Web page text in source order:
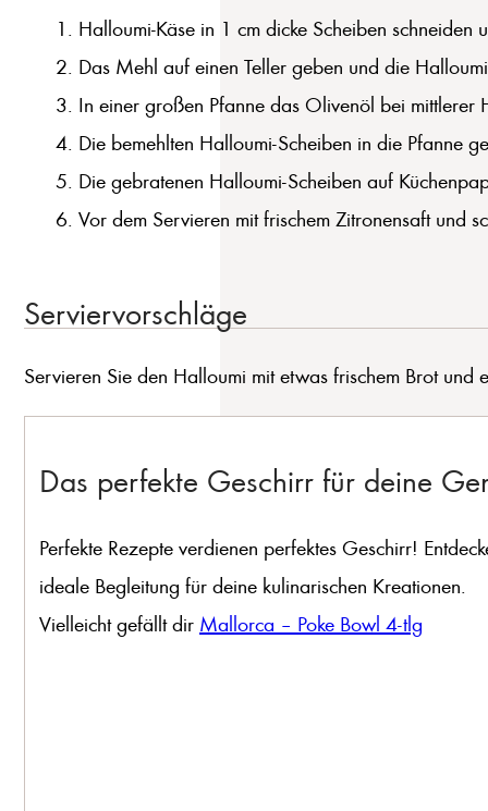
Halloumi-Käse in 1 cm dicke Scheiben schneiden
Das Mehl auf einen Teller geben und die
In einer großen Pfanne das Olivenöl bei mittlerer
Die bemehlten Halloumi-Scheiben in die Pfanne
Die gebratenen Halloumi-Scheiben auf
Vor dem Servieren mit frischem Zitronensaft und
Serviervorschläge
Servieren Sie den Halloumi mit etwas frischem Brot
Das perfekte Geschirr für deine
Perfekte Rezepte verdienen perfektes Geschirr!
ideale Begleitung für deine kulinarischen Kreationen.
Vielleicht gefällt dir Mallorca – Poke Bowl 4-tlg